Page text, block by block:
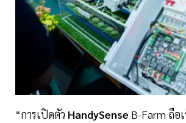
“การเปิดตัว HandySense B-Farm ถื